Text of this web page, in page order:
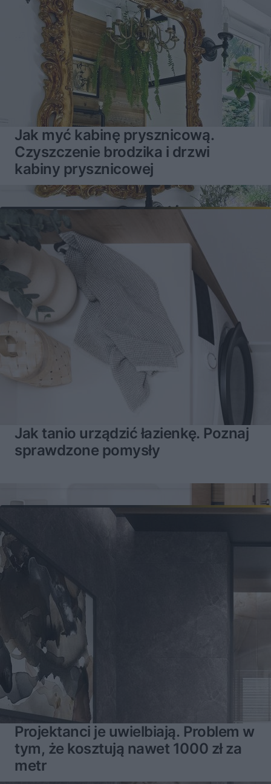
Jak myć kabinę prysznicową.
Czyszczenie brodzika i drzwi
kabiny prysznicowej
Jak tanio urządzić łazienkę. Poznaj
sprawdzone pomysły
Projektanci je uwielbiają. Problem w
tym, że kosztują nawet 1000 zł za
metr